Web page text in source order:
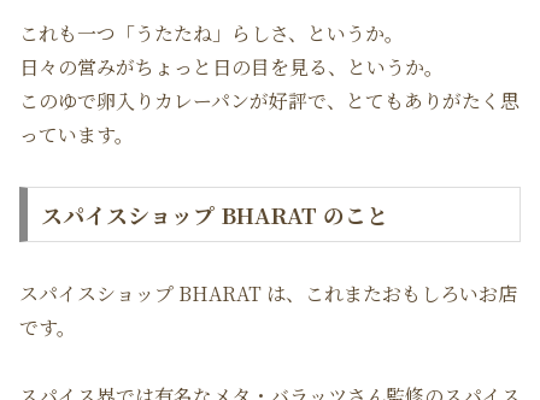
これも一つ「うたたね」らしさ、というか。
日々の営みがちょっと日の目を見る、というか。
このゆで卵入りカレーパンが好評で、とてもありがたく思
っています。
スパイスショップ BHARAT のこと
スパイスショップ BHARAT は、これまたおもしろいお店
です。